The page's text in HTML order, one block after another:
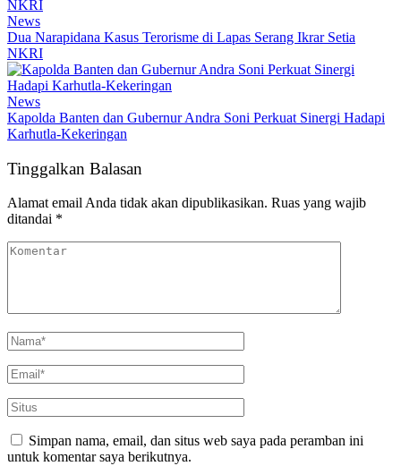
News
Dua Narapidana Kasus Terorisme di Lapas Serang Ikrar Setia
NKRI
News
Kapolda Banten dan Gubernur Andra Soni Perkuat Sinergi Hadapi
Karhutla-Kekeringan
Tinggalkan Balasan
Alamat email Anda tidak akan dipublikasikan. Ruas yang wajib
ditandai *
Simpan nama, email, dan situs web saya pada peramban ini
untuk komentar saya berikutnya.